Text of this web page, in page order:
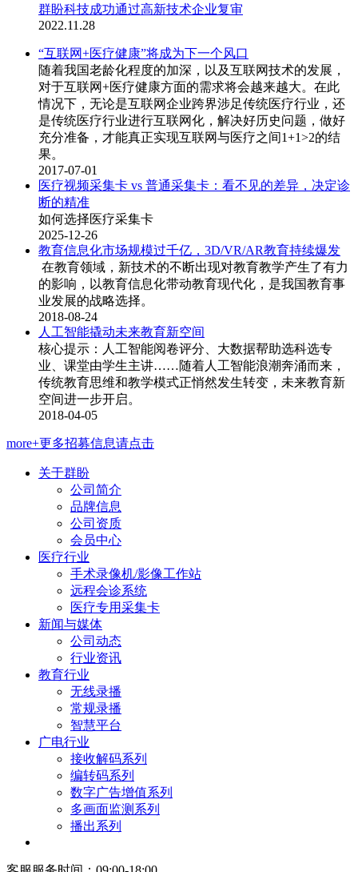
群盼科技成功通过高新技术企业复审
2022.11.28
“互联网+医疗健康”将成为下一个风口
随着我国老龄化程度的加深，以及互联网技术的发展，
对于互联网+医疗健康方面的需求将会越来越大。在此
情况下，无论是互联网企业跨界涉足传统医疗行业，还
是传统医疗行业进行互联网化，解决好历史问题，做好
充分准备，才能真正实现互联网与医疗之间1+1>2的结
果。
2017-07-01
医疗视频采集卡 vs 普通采集卡：看不见的差异，决定诊
断的精准
如何选择医疗采集卡
2025-12-26
教育信息化市场规模过千亿，3D/VR/AR教育持续爆发
在教育领域，新技术的不断出现对教育教学产生了有力
的影响，以教育信息化带动教育现代化，是我国教育事
业发展的战略选择。
2018-08-24
人工智能撬动未来教育新空间
核心提示：人工智能阅卷评分、大数据帮助选科选专
业、课堂由学生主讲……随着人工智能浪潮奔涌而来，
传统教育思维和教学模式正悄然发生转变，未来教育新
空间进一步开启。
2018-04-05
more+更多招募信息请点击
关于群盼
公司简介
品牌信息
公司资质
会员中心
医疗行业
手术录像机/影像工作站
远程会诊系统
医疗专用采集卡
新闻与媒体
公司动态
行业资讯
教育行业
无线录播
常规录播
智慧平台
广电行业
接收解码系列
编转码系列
数字广告增值系列
多画面监测系列
播出系列